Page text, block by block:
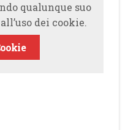
qualunque suo
dei cookie.